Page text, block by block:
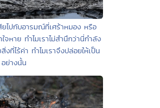
ยไปกับอารมณ์ที่เศร้าหมอง หรือ
หาย ทำไมเราไม่สำนึกว่านี่กำลัง
ที่ไร้ค่า ทำไมเราจึงปล่อยให้เป็น
อย่างนั้น